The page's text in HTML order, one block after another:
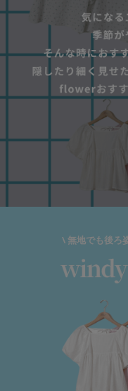
\ 無地でも後ろ